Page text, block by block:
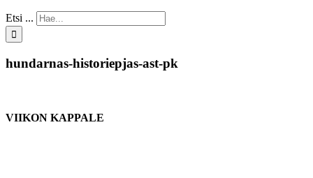
Etsi ...
hundarnas-historiepjas-ast-pk
VIIKON KAPPALE